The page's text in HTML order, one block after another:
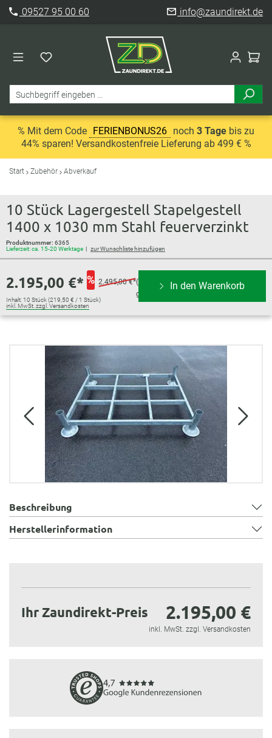
09527 95 00 60 info@zaundirekt.de
% Mit dem Code FERIENBONUS26 noch 3 Tage bis zu
44% sparen! Versandkostenfreie Lieferung ab 499 € %
Start Zubehör Abverkauf
10 Stück Lagergestell Stapelgestell
1400 x 1030 mm Stahl feuerverzinkt
Produktnummer: 6365
Lieferzeit: ca. 15-20 Werktage
zur Wunschliste hinzufügen
2.195,00 €* % 2.495,00 €*(12.02%
gespart)
Inhalt: 10 Stück(219,50 € / 1 Stück)
inkl. MwSt. zzgl. Versandkosten
In den Warenkorb
Bildergalerie überspringen
Beschreibung
Herstellerinformation
Ihr Zaundirekt-Preis 2.195,00 €
inkl. MwSt. zzgl. Versandkosten